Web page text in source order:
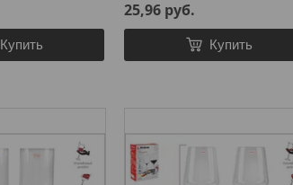
Купить
25,96 руб.
Купить